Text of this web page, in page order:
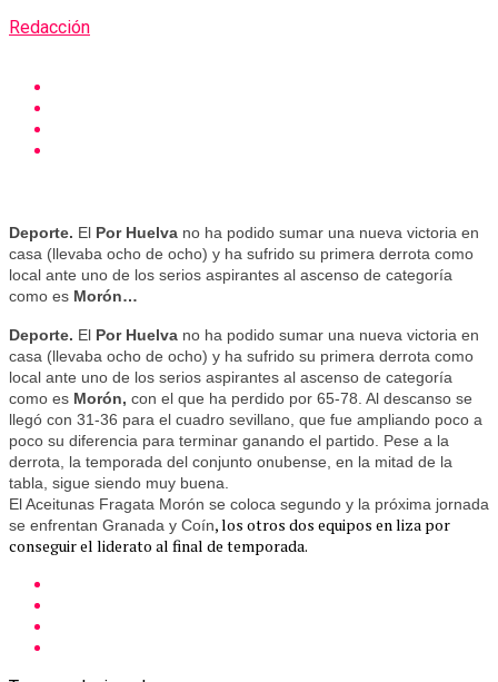
Redacción
Deporte. El Por Huelva no ha podido sumar una nueva victoria en
casa (llevaba ocho de ocho) y ha sufrido su primera derrota como
local ante uno de los serios aspirantes al ascenso de categoría
como es Morón…
Deporte. El Por Huelva no ha podido sumar una nueva victoria en
casa (llevaba ocho de ocho) y ha sufrido su primera derrota como
local ante uno de los serios aspirantes al ascenso de categoría
como es Morón, con el que ha perdido por 65-78. Al descanso se
llegó con 31-36 para el cuadro sevillano, que fue ampliando poco a
poco su diferencia para terminar ganando el partido. Pese a la
derrota, la temporada del conjunto onubense, en la mitad de la
tabla, sigue siendo muy buena.
El Aceitunas Fragata Morón se coloca segundo y la próxima jornada
se enfrentan Granada y Coín, los otros dos equipos en liza por
conseguir el liderato al final de temporada.